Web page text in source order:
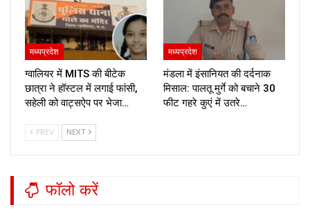
मध्यप्रदेश
ग्वालियर में MITS की बीटेक
छात्रा ने हॉस्टल में लगाई फांसी,
सहेली को वाट्सऐप पर भेजा…
मध्यप्रदेश
मंडला में इंसानियत की दर्दनाक
मिसाल: पालतू मुर्गे को बचाने 30
फीट गहरे कुएं में उतरे…
PREV NEXT
फॉलो करें